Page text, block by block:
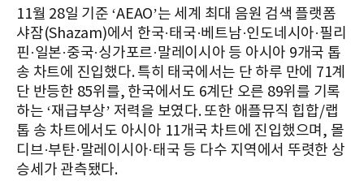
11월 28일 기준 ‘AEAO’는 세계 최대 음원 검색 플랫폼
샤잠(Shazam)에서 한국·태국·베트남·인도네시아·필리
핀·일본·중국·싱가포르·말레이시아 등 아시아 9개국 톱
송 차트에 진입했다. 특히 태국에서는 단 하루 만에 71계
단 반등한 85위를, 한국에서도 6계단 오른 89위를 기록
하는 ‘재급부상’ 저력을 보였다. 또한 애플뮤직 힙합/랩
톱 송 차트에서도 아시아 11개국 차트에 진입했으며, 몰
디브·부탄·말레이시아·태국 등 다수 지역에서 뚜렷한 상
승세가 관측됐다.